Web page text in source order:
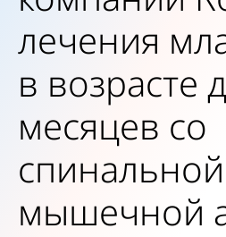
лечения
в возрасте
месяцев со
спинальной
мышечной